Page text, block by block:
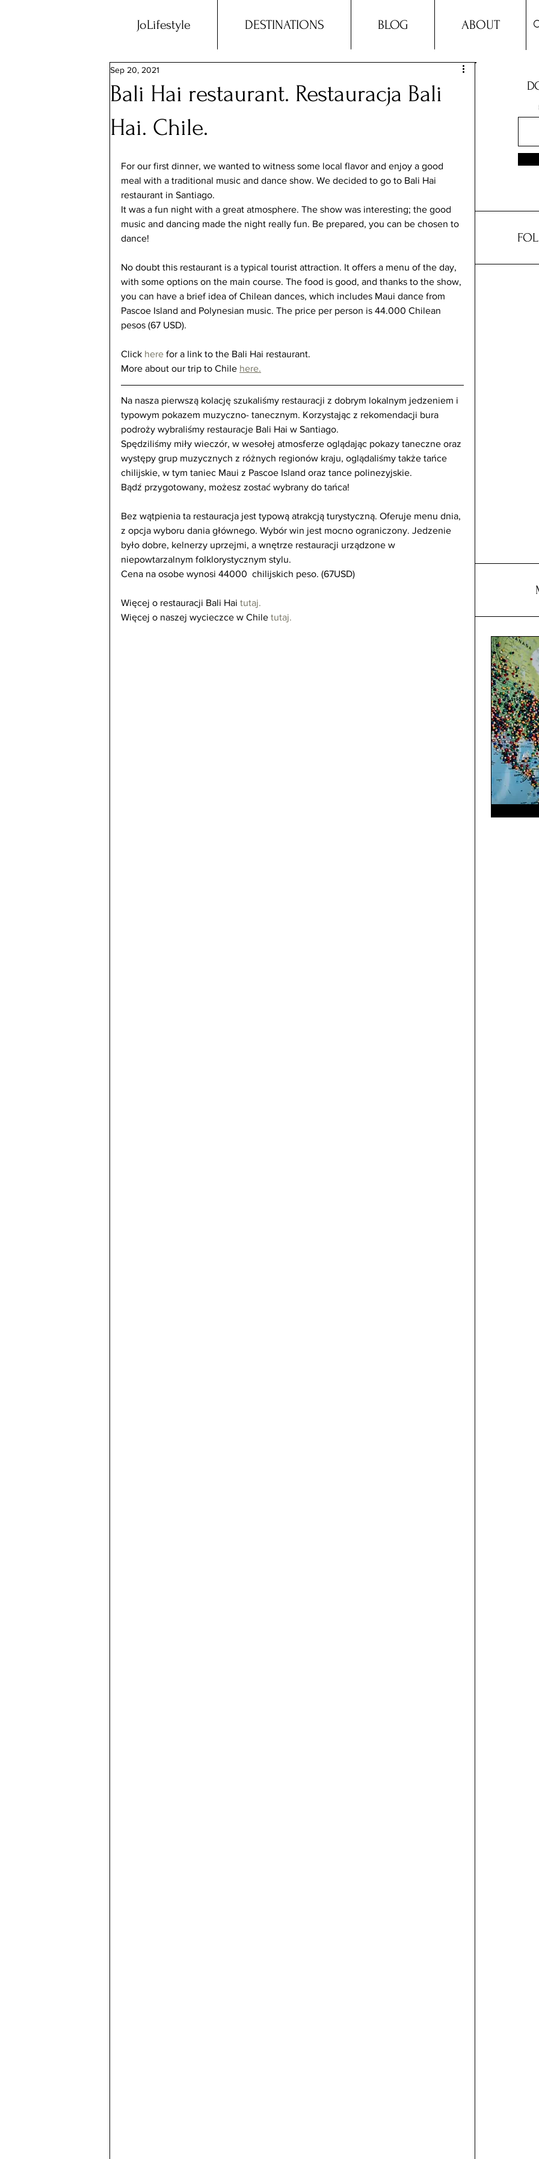
JoLifestyle DESTINATIONS BLOG ABOUT
Bali Hai restaurant. Restauracja Bali
Hai. Chile.
Sep 20, 2021
For our first dinner, we wanted to witness some local flavor and enjoy a good
meal with a traditional music and dance show. We decided to go to Bali Hai
restaurant in Santiago.
It was a fun night with a great atmosphere. The show was interesting; the good
music and dancing made the night really fun. Be prepared, you can be chosen to
dance!
No doubt this restaurant is a typical tourist attraction. It offers a menu of the day,
with some options on the main course. The food is good, and thanks to the show,
you can have a brief idea of Chilean dances, which includes Maui dance from
Pascoe Island and Polynesian music. The price per person is 44.000 Chilean
pesos (67 USD).
Click here for a link to the Bali Hai restaurant.
More about our trip to Chile here.
Na nasza pierwszą kolację szukaliśmy restauracji z dobrym lokalnym jedzeniem i
typowym pokazem muzyczno- tanecznym. Korzystając z rekomendacji bura
podroży wybraliśmy restauracje Bali Hai w Santiago.
Spędziliśmy miły wieczór, w wesołej atmosferze oglądając pokazy taneczne oraz
występy grup muzycznych z różnych regionów kraju, oglądaliśmy także tańce
chilijskie, w tym taniec Maui z Pascoe Island oraz tance polinezyjskie.
Bądź przygotowany, możesz zostać wybrany do tańca!
Bez wątpienia ta restauracja jest typową atrakcją turystyczną. Oferuje menu dnia,
z opcja wyboru dania głównego. Wybór win jest mocno ograniczony. Jedzenie
było dobre, kelnerzy uprzejmi, a wnętrze restauracji urządzone w
niepowtarzalnym folklorystycznym stylu.
Cena na osobe wynosi 44000  chilijskich peso. (67USD)
Więcej o restauracji Bali Hai tutaj.
Więcej o naszej wycieczce w Chile tutaj.